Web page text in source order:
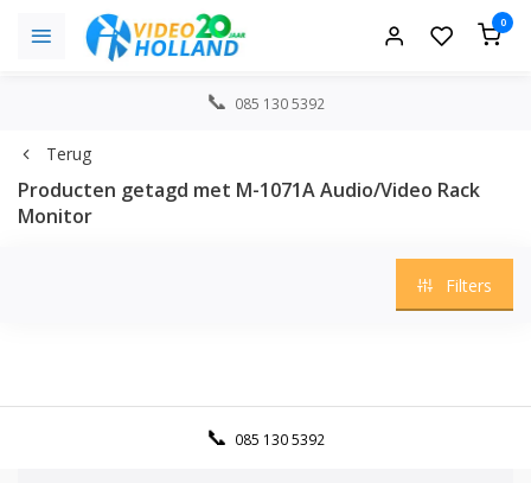
0
085 130 5392
Terug
Producten getagd met M-1071A Audio/Video Rack
Monitor
Filters
085 130 5392